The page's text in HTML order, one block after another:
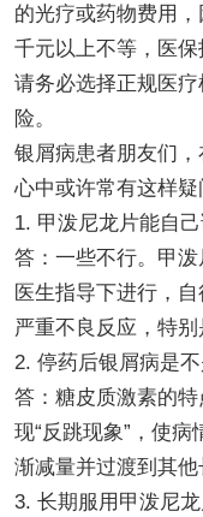
的光疗或药物费用
千元以上不等，医
请务必选择正规医
险。
银屑病患者朋友们
心中或许常有这样疑
1. 甲泼尼龙片能自
答：一些不行。甲
医生指导下进行，
严重不良反应，特别
2. 停药后银屑病是
答：糖皮质激素的
现“反跳现象”，使
渐减量并过渡到其他
3. 长期服用甲泼尼